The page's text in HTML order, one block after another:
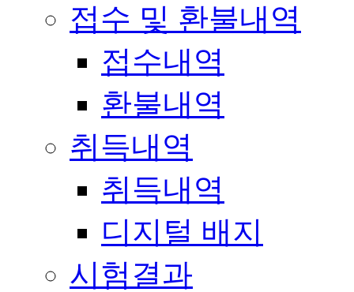
접수 및 환불내역
접수내역
환불내역
취득내역
취득내역
디지털 배지
시험결과